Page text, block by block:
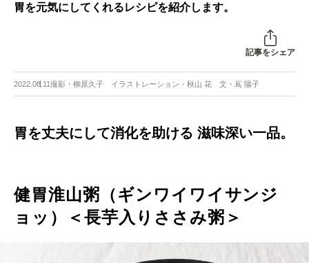
胃を元気にしてくれるレシピを紹介します。
記事をシェア
2022.08.11撮影・柳原久子 イラストレーション・秋山 花 文・嶌 陽子
胃を丈夫にして消化を助ける 滋味深い一品。
健胃淮山粥（ギンワイワイサンジ
ョッ）＜長芋入りささみ粥＞